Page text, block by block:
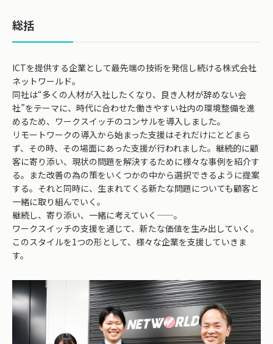
総括
ICTを提供する企業として最先端の技術を発信し続ける株式会社
ネットワールド。
同社は“多くの人材が入社したくなり、良き人材が辞めない会
社”をテーマに、時代に合わせた働きやすい社内の環境整備を進
めるため、ワークスイッチのコンサルを導入しました。
リモートワークの導入から始まった支援はそれだけにとどまら
ず、その時、その場面にあった支援が行われました。継続的に顧
客に寄り添い、現状の問題を解決するために様々な事例を紹介す
る。また改善の為の策をいくつかの中から選択できるように提案
する。それと同時に、生まれてくる新たな問題についても顧客と
一緒に取り組んでいく。
継続し、寄り添い、一緒に考えていく――。
ワークスイッチの支援を通じて、新たな価値を生み出していく。
このスタイルを1つの形として、様々な企業を支援していきま
す。